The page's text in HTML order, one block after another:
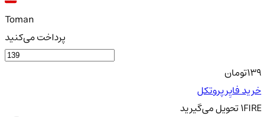
Toman
پرداخت می‌کنید
139تومان
خرید فایِر پروتکل
1FIRE تحویلمی‌گیرید